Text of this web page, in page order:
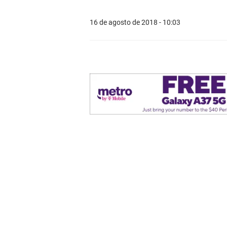
16 de agosto de 2018 - 10:03